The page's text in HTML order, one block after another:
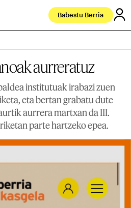
Babestu Berria
aurreratuz
institutuak irabazi zuen
eta bertan grabatu dute
aurrera martxan da III.
parte hartzeko epea.